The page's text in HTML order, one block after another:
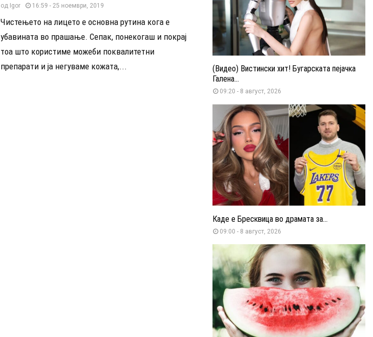
од Igor 16:59 - 25 ноември, 2019
Чистењето на лицето е основна рутина кога е
убавината во прашање. Сепак, понекогаш и покрај
тоа што користиме можеби поквалитетни
препарати и ја негуваме кожата,...
(Видео) Вистински хит! Бугарската пејачка
Галена...
09:20 - 8 август, 2026
Каде е Бресквица во драмата за...
09:00 - 8 август, 2026